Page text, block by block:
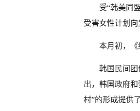
受“韩美同
受害女性计划向
本月初，《
韩国民间团
出，韩国政府
村”的形成提供